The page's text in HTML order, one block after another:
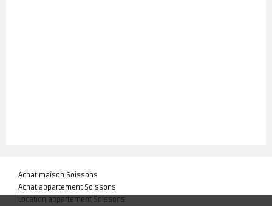
Achat maison Soissons
Achat appartement Soissons
Location appartement Soissons